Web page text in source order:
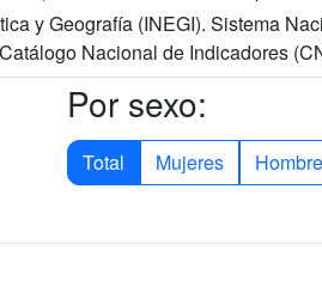
y Geografía (INEGI). Sistema
Nacional de Indicadores
Por sexo:
Total Mujeres